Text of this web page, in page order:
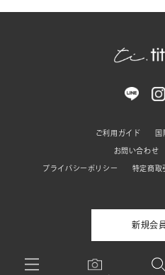
ご利用ガイド 国
お問い合わせ
プライバシーポリシー 特定商取
新規会